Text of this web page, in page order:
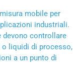
mobile per
industriali.
devono controllare
o liquidi di processo,
a un punto di